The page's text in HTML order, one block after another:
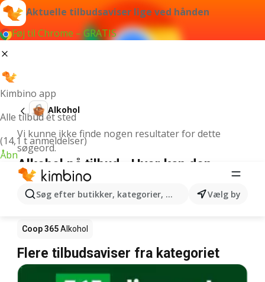
Aktuelle tilbudsaviser lige ved hånden
Føj til Chrome – GRATIS
Kimbino app
Alle tilbud ét sted
(14,1 t anmeldelser)
Åbn
Søg efter butikker, kategorier, produkter...Vælg by
Alkohol
Vi kunne ikke finde nogen resultater for dette
søgeord.
Alkohol på tilbud - Hvor kan den
købes?
Coop 365Alkohol
Flere tilbudsaviser fra kategoriet